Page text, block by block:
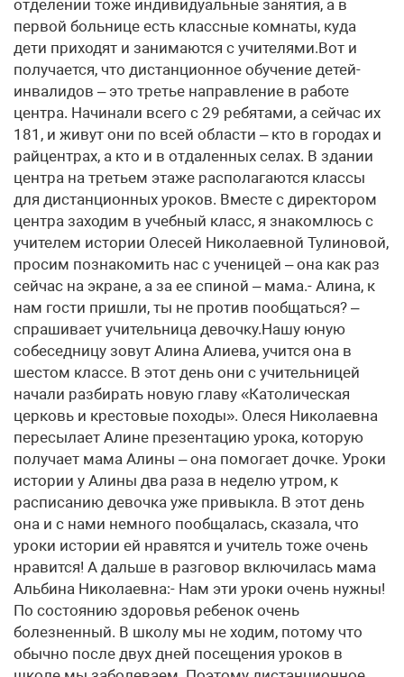
отделении тоже индивидуальные занятия, а в
первой больнице есть классные комнаты, куда
дети приходят и занимаются с учителями.Вот и
получается, что дистанционное обучение детей-
инвалидов – это третье направление в работе
центра. Начинали всего с 29 ребятами, а сейчас их
181, и живут они по всей области – кто в городах и
райцентрах, а кто и в отдаленных селах. В здании
центра на третьем этаже располагаются классы
для дистанционных уроков. Вместе с директором
центра заходим в учебный класс, я знакомлюсь с
учителем истории Олесей Николаевной Тулиновой,
просим познакомить нас с ученицей – она как раз
сейчас на экране, а за ее спиной – мама.- Алина, к
нам гости пришли, ты не против пообщаться? –
спрашивает учительница девочку.Нашу юную
собеседницу зовут Алина Алиева, учится она в
шестом классе. В этот день они с учительницей
начали разбирать новую главу «Католическая
церковь и крестовые походы». Олеся Николаевна
пересылает Алине презентацию урока, которую
получает мама Алины – она помогает дочке. Уроки
истории у Алины два раза в неделю утром, к
расписанию девочка уже привыкла. В этот день
она и с нами немного пообщалась, сказала, что
уроки истории ей нравятся и учитель тоже очень
нравится! А дальше в разговор включилась мама
Альбина Николаевна:- Нам эти уроки очень нужны!
По состоянию здоровья ребенок очень
болезненный. В школу мы не ходим, потому что
обычно после двух дней посещения уроков в